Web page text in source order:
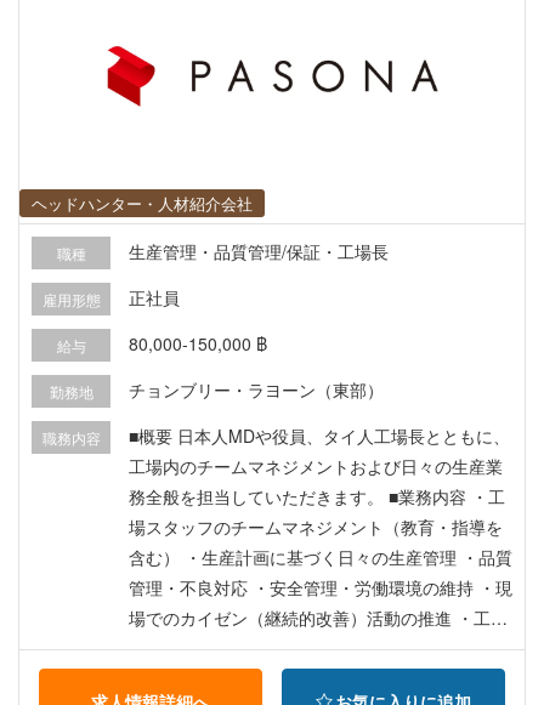
ヘッドハンター・人材紹介会社
職種 生産管理・品質管理/保証・工場長
雇用形態 正社員
給与 80,000-150,000 ฿
勤務地 チョンブリー・ラヨーン（東部）
職務内容
■概要 日本人MDや役員、タイ人工場長とともに、
工場内のチームマネジメントおよび日々の生産業
務全般を担当していただきます。 ■業務内容 ・工
場スタッフのチームマネジメント（教育・指導を
含む） ・生産計画に基づく日々の生産管理 ・品質
管理・不良対応 ・安全管理・労働環境の維持 ・現
場でのカイゼン（継続的改善）活動の推進 ・工場
長と連携した工場全体のマネジメント